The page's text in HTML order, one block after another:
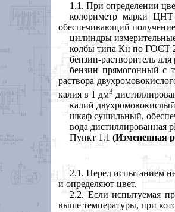
1.1. При определении
колориметр марки
обеспечивающий получение
цилиндры
колбы типа Кн по ГОСТ
бензин-растворитель
бензин прямогонный с
раствора
калия в 1 дм3
калий
шкаф сушильный,
вода дистиллированная
Пункт 1.1 (Измененная
2.1. Перед испытанием
и определяют цвет.
2.2. Если испытуемая
выше температуры, при